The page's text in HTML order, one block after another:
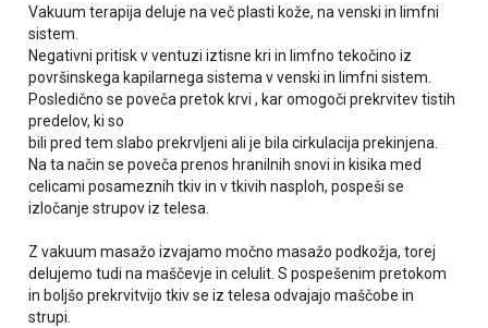
Vakuum terapija deluje na več plasti kože, na venski in limfni
sistem.
Negativni pritisk v ventuzi iztisne kri in limfno tekočino iz
površinskega kapilarnega sistema v venski in limfni sistem.
Posledično se poveča pretok krvi , kar omogoči prekrvitev tistih
predelov, ki so
bili pred tem slabo prekrvljeni ali je bila cirkulacija prekinjena.
Na ta način se poveča prenos hranilnih snovi in kisika med
celicami posameznih tkiv in v tkivih nasploh, pospeši se
izločanje strupov iz telesa.
Z vakuum masažo izvajamo močno masažo podkožja, torej
delujemo tudi na maščevje in celulit. S pospešenim pretokom
in boljšo prekrvitvijo tkiv se iz telesa odvajajo maščobe in
strupi.